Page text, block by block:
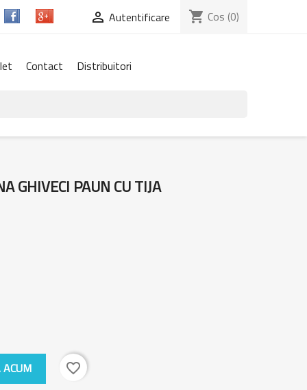
 Autentificare shopping_cart Cos (0)
Contact Distribuitori
GHIVECI PAUN CU TIJA
favorite_border